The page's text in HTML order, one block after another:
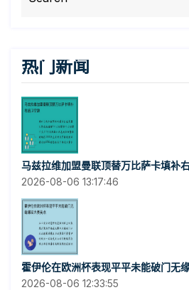
热门新闻
马兹拉维加盟曼联顶替万比萨卡填补
2026-08-06 13:17:46
霍伊伦在欧洲杯表现平平未能破门无
2026-08-06 12:33:55